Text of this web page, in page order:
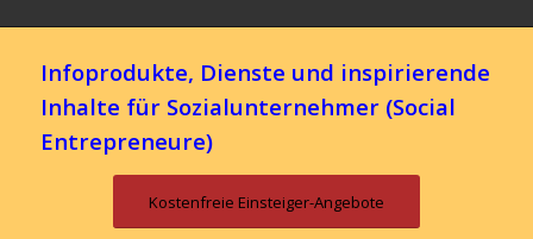
Infoprodukte, Dienste und inspirierende
Inhalte für Sozialunternehmer (Social
Entrepreneure)
Kostenfreie Einsteiger-Angebote